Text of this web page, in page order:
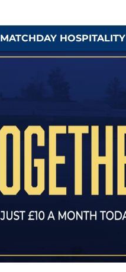
MATCHDAY HOSPITALITY